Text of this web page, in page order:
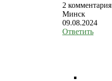
2 комментария
Минск
09.08.2024
Ответить